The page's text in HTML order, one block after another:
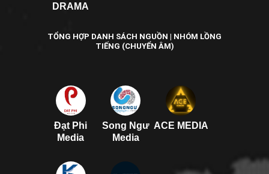
DRAMA
TỔNG HỢP DANH SÁCH NGUỒN | NHÓM LỒNG
TIẾNG (CHUYỂN ÂM)
Đạt Phi
Media
Song Ngư
Media
ACE MEDIA